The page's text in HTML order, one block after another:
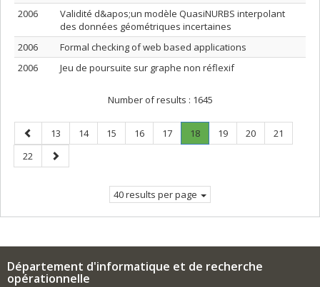
2006
Validité d&apos;un modèle QuasiNURBS interpolant
des données géométriques incertaines
2006
Formal checking of web based applications
2006
Jeu de poursuite sur graphe non réflexif
Number of results : 1645
Previous
page
Page
13 Page
14 Page
15 Page
16 Page
17 Page
18.
Current
Page
19 Page
20 Page
21
Page
22
Next
page
40 results per page
Département d'informatique et de recherche
opérationnelle